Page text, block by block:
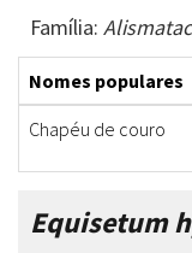
Família:
Nomes populares
Chapéu de couro
Equisetum